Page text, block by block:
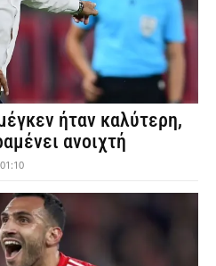
ήταν καλύτερη,
ανοιχτή